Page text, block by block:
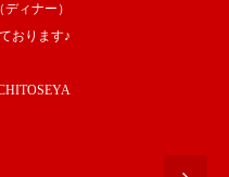
ィナー）
おります♪